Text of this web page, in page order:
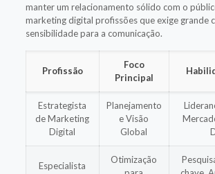
manter um relacionamento sólido com o
marketing digital profissões que exige grande
sensibilidade para a comunicação.
Profissão
Foco
Principal
Estrategista
de Marketing
Digital
Planejamento
e Visão
Global
Especialista
Otimização